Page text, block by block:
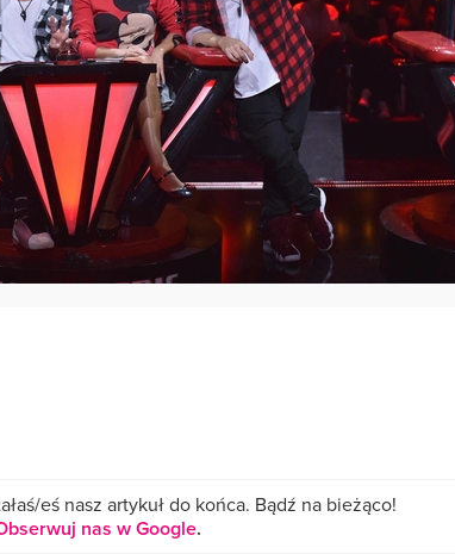
eś nasz artykuł do końca. Bądź na bieżąco!
nas w Google.